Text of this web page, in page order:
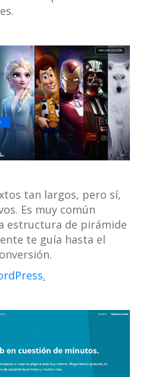
tan largos, pero sí,
Es muy común
estructura de pirámide
te guía hasta el
.